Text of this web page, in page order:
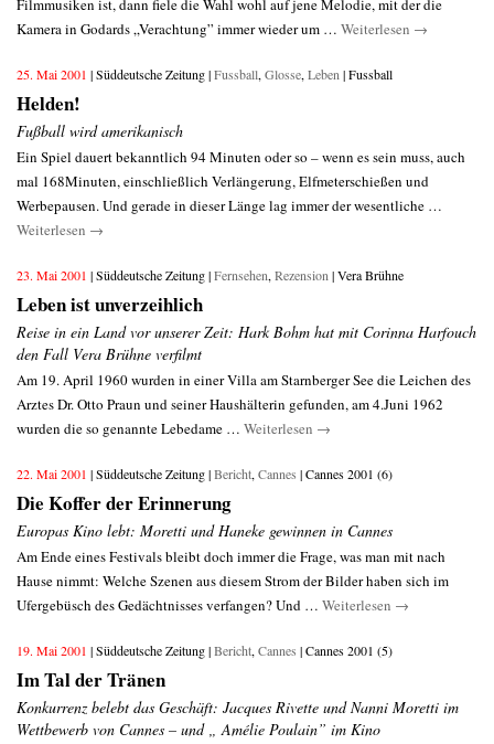
Filmmusiken ist, dann fiele die Wahl wohl auf jene Melodie, mit der die
Kamera in Godards „Verachtung” immer wieder um … Weiterlesen →
25. Mai 2001 | Süddeutsche Zeitung |Fussball, Glosse, Leben | Fussball
Helden!
Fußball wird amerikanisch
Ein Spiel dauert bekanntlich 94 Minuten oder so – wenn es sein muss, auch
mal 168Minuten, einschließlich Verlängerung, Elfmeterschießen und
Werbepausen. Und gerade in dieser Länge lag immer der wesentliche …
Weiterlesen →
23. Mai 2001 | Süddeutsche Zeitung |Fernsehen, Rezension | Vera Brühne
Leben ist unverzeihlich
Reise in ein Land vor unserer Zeit: Hark Bohm hat mit Corinna Harfouch
den Fall Vera Brühne verfilmt
Am 19. April 1960 wurden in einer Villa am Starnberger See die Leichen des
Arztes Dr. Otto Praun und seiner Haushälterin gefunden, am 4.Juni 1962
wurden die so genannte Lebedame … Weiterlesen →
22. Mai 2001 | Süddeutsche Zeitung |Bericht, Cannes | Cannes 2001 (6)
Die Koffer der Erinnerung
Europas Kino lebt: Moretti und Haneke gewinnen in Cannes
Am Ende eines Festivals bleibt doch immer die Frage, was man mit nach
Hause nimmt: Welche Szenen aus diesem Strom der Bilder haben sich im
Ufergebüsch des Gedächtnisses verfangen? Und … Weiterlesen →
19. Mai 2001 | Süddeutsche Zeitung |Bericht, Cannes | Cannes 2001 (5)
Im Tal der Tränen
Konkurrenz belebt das Geschäft: Jacques Rivette und Nanni Moretti im
Wettbewerb von Cannes – und „ Amélie Poulain” im Kino